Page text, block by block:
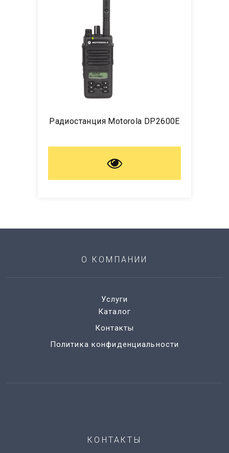
Радиостанция Motorola DP2600E
О КОМПАНИИ
Услуги
Каталог
Контакты
Политика конфиденциальности
КОНТАКТЫ